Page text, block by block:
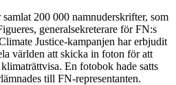
200 000 namnuderskrifter, som
generalsekreterare för FN:s
Justice-kampanjen har erbjudit
världen att skicka in foton för att
En fotobok hade satts
till FN-representanten.